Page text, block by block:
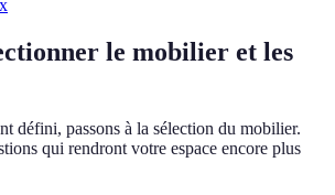
le mobilier et les
défini, passons à la sélection du mobilier.
qui rendront votre espace encore plus